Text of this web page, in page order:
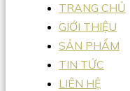
TRANG CHỦ
GIỚI THIỆU
SẢN PHẨM
TIN TỨC
LIÊN HỆ